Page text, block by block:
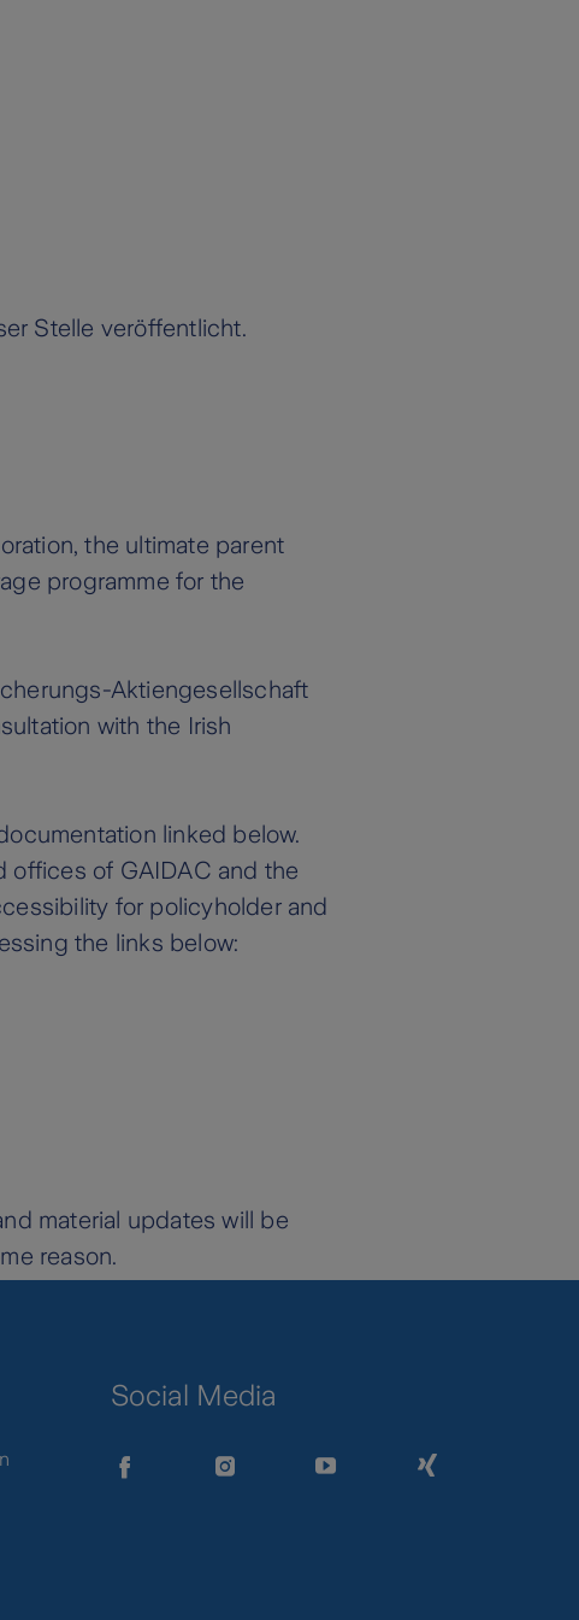
Stelle veröffentlicht.
the ultimate parent
programme for the
Aktiengesellschaft
with the Irish
linked below.
offices of GAIDAC and the
for policyholder and
the links below:
material updates will be
reason.
Social Media